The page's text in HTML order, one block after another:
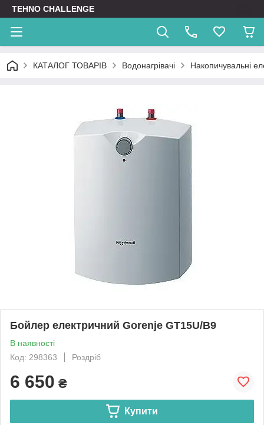
TEHNO CHALLENGE
КАТАЛОГ ТОВАРІВ Водонагрівачі Накопичувальні
Бойлер електричний Gorenje GT15U/B9
В наявності
Код: 298363
Роздріб
6 650 ₴
Купити